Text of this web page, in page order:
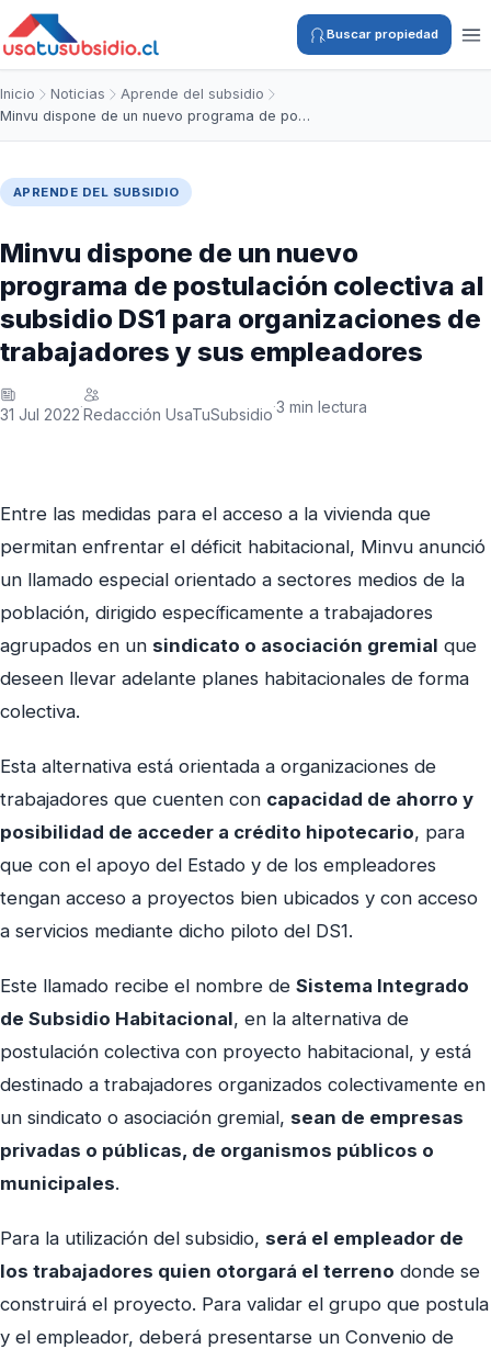
Buscar propiedad
Inicio Noticias
Aprende del subsidio
Minvu dispone de un nuevo programa de po…
APRENDE DEL SUBSIDIO
Minvu dispone de un nuevo
programa de postulación colectiva al
subsidio DS1 para organizaciones de
trabajadores y sus empleadores
31 Jul 2022·Redacción UsaTuSubsidio·3 min lectura
Entre las medidas para el acceso a la vivienda que
permitan enfrentar el déficit habitacional, Minvu anunció
un llamado especial orientado a sectores medios de la
población, dirigido específicamente a trabajadores
agrupados en un sindicato o asociación gremial que
deseen llevar adelante planes habitacionales de forma
colectiva.
Esta alternativa está orientada a organizaciones de
trabajadores que cuenten con capacidad de ahorro y
posibilidad de acceder a crédito hipotecario, para
que con el apoyo del Estado y de los empleadores
tengan acceso a proyectos bien ubicados y con acceso
a servicios mediante dicho piloto del DS1.
Este llamado recibe el nombre de Sistema Integrado
de Subsidio Habitacional, en la alternativa de
postulación colectiva con proyecto habitacional, y está
destinado a trabajadores organizados colectivamente en
un sindicato o asociación gremial, sean de empresas
privadas o públicas, de organismos públicos o
municipales.
Para la utilización del subsidio, será el empleador de
los trabajadores quien otorgará el terreno donde se
construirá el proyecto. Para validar el grupo que postula
y el empleador, deberá presentarse un Convenio de